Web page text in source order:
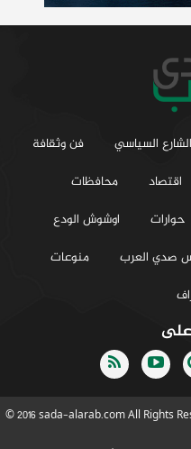
الشارع السياسي
فن وثقافة
اقتصاد
محافظات
حوارات
اوشوش الودع
صدي العرب
منوعات
على
© 2016 sada-alarab.com All Rights